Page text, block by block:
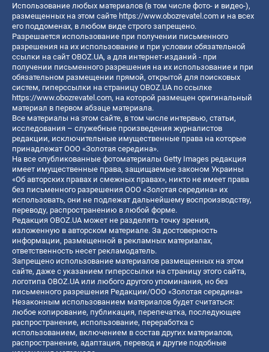
Использование любых материалов (в том числе фото- и видео-),
размещенных на этом сайте https://www.obozrevatel.com и на всех
его поддоменах, в любом виде строго запрещено.
Разрешается использование при получении письменного
разрешения на их использование и при условии обязательной
ссылки на сайт OBOZ.UA, а для интернет-изданий - при
получении письменного разрешения на их использование и при
обязательном размещении прямой, открытой для поисковых
систем, гиперссылки на страницу OBOZ.UA по ссылке
https://www.obozrevatel.com, на которой размещен оригинальный
материал в первом абзаце материала.
Все материалы на этом сайте, в том числе интервью, статьи,
исследования – служебные произведения журналистов
редакции, исключительные имущественные права на которые
принадлежат ООО «Золотая середина».
На все опубликованные фотоматериалы Getty Images редакция
имеет имущественные права, защищаемые законом Украины
«Об авторских правах и смежных правах», никто не имеет права
без письменного разрешения ООО «Золотая середина» их
использовать, они не подлежат дальнейшему воспроизводству,
переводу, распространению в любой форме.
Редакция OBOZ.UA может не разделять точку зрения,
изложенную в авторском материале. За достоверность
информации, размещенной в рекламных материалах,
ответственность несет рекламодатель.
Запрещено использование материалов размещенных на этом
сайте, даже с указанием гиперссылки на страницу этого сайта,
логотипа OBOZ.UA или любого другого упоминания, но без
письменного разрешения Редакции/ООО «Золотая середина»
Незаконным использованием материалов будет считаться:
любое копирование, публикация, перепечатка, последующее
распространение, использование, переработка с
использованием, включением в состав других материалов,
распространение, адаптация, перевод и другие подобные